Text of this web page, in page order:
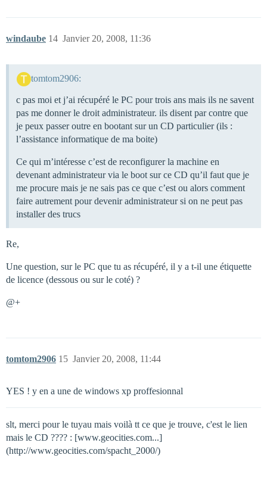
windaube Janvier 20, 2008, 11:36
14
tomtom2906:
c pas moi et j’ai récupéré le PC pour trois ans mais ils ne savent
pas me donner le droit administrateur. ils disent par contre que
je peux passer outre en bootant sur un CD particulier (ils :
l’assistance informatique de ma boite)
Ce qui m’intéresse c’est de reconfigurer la machine en
devenant administrateur via le boot sur ce CD qu’il faut que je
me procure mais je ne sais pas ce que c’est ou alors comment
faire autrement pour devenir administrateur si on ne peut pas
installer des trucs
Re,
Une question, sur le PC que tu as récupéré, il y a t-il une étiquette
de licence (dessous ou sur le coté) ?
@+
tomtom2906 Janvier 20, 2008, 11:44
15
YES ! y en a une de windows xp proffesionnal
slt, merci pour le tuyau mais voilà tt ce que je trouve, c'est le lien
mais le CD ???? : [www.geocities.com...]
(http://www.geocities.com/spacht_2000/)